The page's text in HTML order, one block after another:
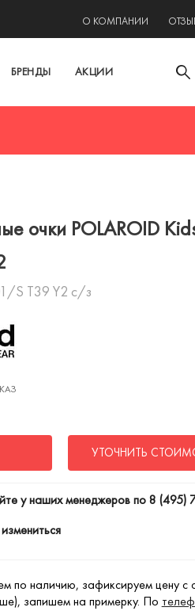
О КОМПАНИИ
БРЕНДЫ АКЦИИ
очки POLAROID
S T39 Y2 c/з
УТОЧНИТЬ
у наших менеджеров по8 (495)
по наличию, зафиксируем цену с
запишем на примерку. По